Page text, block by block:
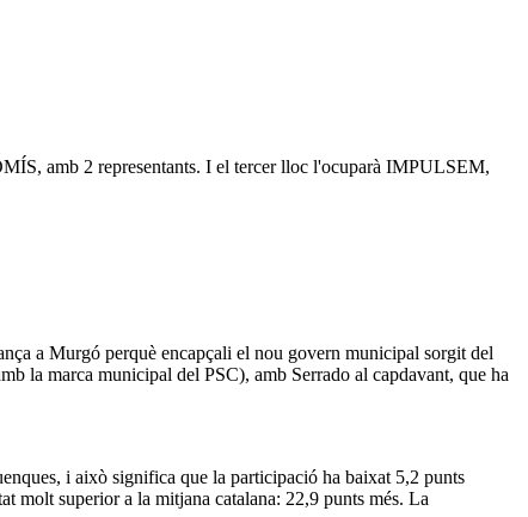
amb 2 representants. I el tercer lloc l'ocuparà IMPULSEM,
a Murgó perquè encapçali el nou govern municipal sorgit del
la marca municipal del PSC), amb Serrado al capdavant, que ha
i això significa que la participació ha baixat 5,2 punts
molt superior a la mitjana catalana: 22,9 punts més. La